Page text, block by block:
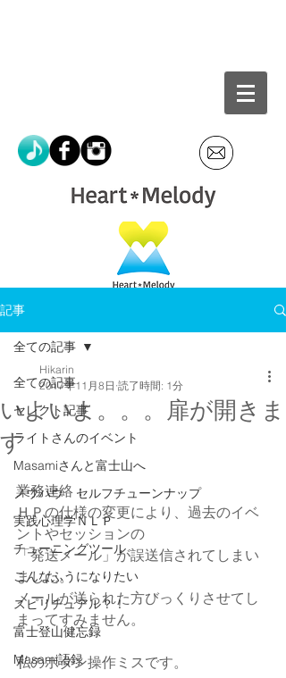
記事
全ての記事
セレクト記事
ライトさんのイベント
Masamiさんと富士山へ
ノウハウ セルフチューンナップ
実践心理学ＮＬＰ
チューニングツール
こんなふうになりたい
スピリチュアル？！
富士登山健忘録
Masami語録
全ての記事
いよいよ。。。扉が開きま
す
Hikarin
2017年11月8日 読了時間: 1分
業務連絡：
ＨＰの仕様の変更により、過去のイベ
ントやセッションの
「発送メール」が誤送信されてしまい
ました。
メールが送られた方びっくりさせてし
まってすみません。
私のボタン操作ミスです。